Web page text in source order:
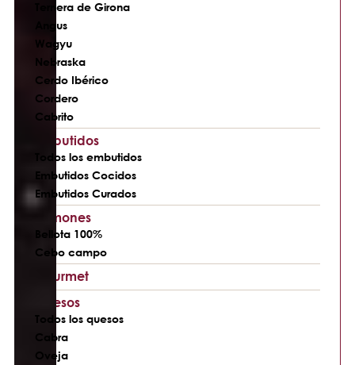
Ternera de Girona
Angus
Wagyu
Nebraska
Cerdo Ibérico
Cordero
Cabrito
Embutidos
Todos los embutidos
Embutidos Cocidos
Embutidos Curados
Jamones
Bellota 100%
Cebo campo
Gourmet
Quesos
Todos los quesos
Cabra
Oveja